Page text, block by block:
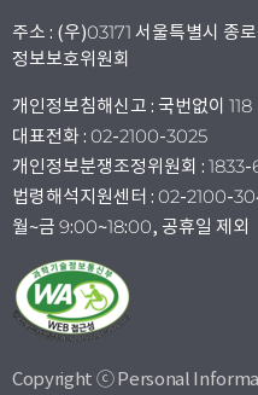
주소 : (우)03171 서울특별시 종
정보보호위원회
개인정보침해신고 : 국번없이 118
대표전화 : 02-2100-3025
개인정보분쟁조정위원회 :
법령해석지원센터 : 02-2100-
월~금 9:00~18:00, 공휴일 제외
Copyright ⓒ Personal